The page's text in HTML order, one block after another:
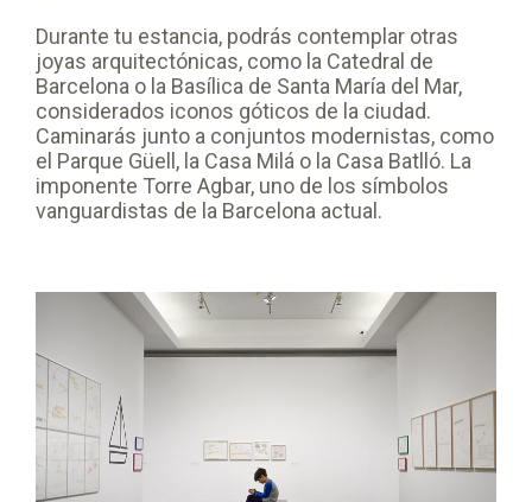
Durante tu estancia, podrás contemplar otras
joyas arquitectónicas, como la Catedral de
Barcelona o la Basílica de Santa María del Mar,
considerados iconos góticos de la ciudad.
Caminarás junto a conjuntos modernistas, como
el Parque Güell, la Casa Milá o la Casa Batlló. La
imponente Torre Agbar, uno de los símbolos
vanguardistas de la Barcelona actual.